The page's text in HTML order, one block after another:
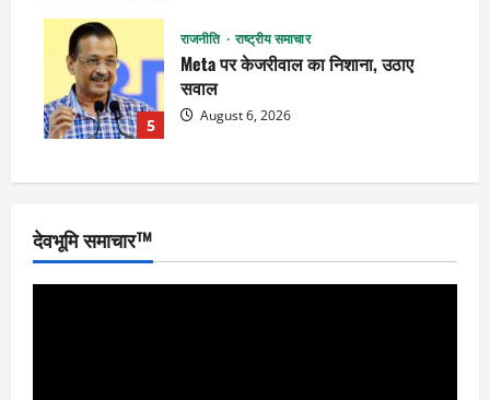
5
राजनीति राष्ट्रीय समाचार
Meta पर केजरीवाल का निशाना, उठाए
सवाल
August 6, 2026
देवभूमि समाचार™